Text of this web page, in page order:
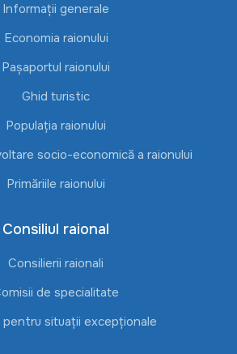
Informații generale
Economia raionului
Pașaportul raionului
Ghid turistic
Populația raionului
socio-economică a raionului
Primăriile raionului
Consiliul raional
Consilierii raionali
de specialitate
pentru situații excepționale